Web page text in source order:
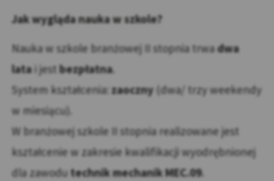
Jak wygląda nauka w szkole?
Nauka w szkole branżowej II stopnia trwadwa
latai jest bezpłatna.
System kształcenia: zaoczny (dwa/ trzy weekendy
w miesiącu).
W branżowej szkole II stopnia realizowane jest
kształcenie w zakresie kwalifikacji wyodrębnionej
dla zawodutechnik mechanik MEC.09.